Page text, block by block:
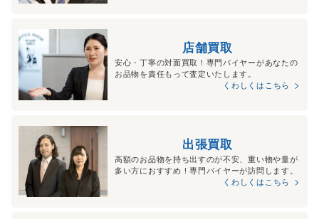
店舗買取
安心・丁寧の対面買取！専門バイヤーがあなたの
お品物を責任もって査定いたします。
くわしくはこちら
出張買取
高額のお品物を持ち出すのが不安、重い物や量が
多い方におすすめ！専門バイヤーが訪問します。
くわしくはこちら